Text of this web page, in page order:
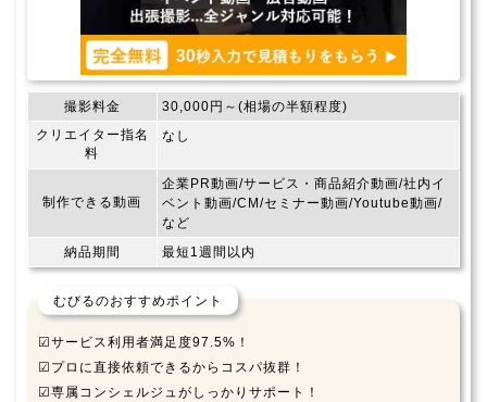
撮影料金
30,000円～(相場の半額程度)
クリエイター指名
料
なし
制作できる動画
企業PR動画/サービス・商品紹介動画/社内イ
ベント動画/CM/セミナー動画/Youtube動画/
など
納品期間
最短1週間以内
むびるのおすすめポイント
☑サービス利用者満足度97.5%！
☑プロに直接依頼できるからコスパ抜群！
☑専属コンシェルジュがしっかりサポート！